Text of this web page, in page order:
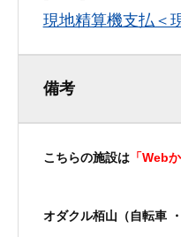
現地精算機支払＜
備考
こちらの施設は「Webか
オダクル栢山 （自転車